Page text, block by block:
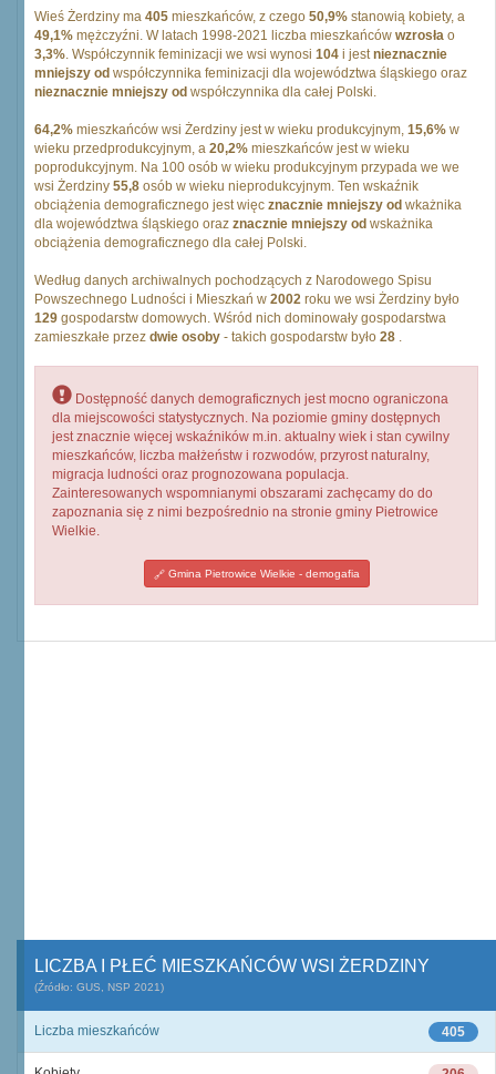
Wieś Żerdziny ma 405 mieszkańców, z czego 50,9% stanowią kobiety, a
49,1% mężczyźni. W latach 1998-2021 liczba mieszkańców wzrosła o
3,3%. Współczynnik feminizacji we wsi wynosi 104 i jestnieznacznie
mniejszy od współczynnika feminizacji dla województwa śląskiego oraz
nieznacznie mniejszy od współczynnika dla całej Polski.
64,2% mieszkańców wsi Żerdziny jest w wieku produkcyjnym, 15,6% w
wieku przedprodukcyjnym, a 20,2% mieszkańców jest w wieku
poprodukcyjnym. Na 100 osób w wieku produkcyjnym przypada we we
wsi Żerdziny 55,8 osób w wieku nieprodukcyjnym. Ten wskaźnik
obciążenia demograficznego jest więc znacznie mniejszy od wkażnika
dla województwa śląskiego oraz znacznie mniejszy od wskażnika
obciążenia demograficznego dla całej Polski.
Według danych archiwalnych pochodzących z Narodowego Spisu
Powszechnego Ludności i Mieszkań w 2002 roku we wsi Żerdziny było
129 gospodarstw domowych. Wśród nich dominowały gospodarstwa
zamieszkałe przez dwie osoby - takich gospodarstw było 28 .
Dostępność danych demograficznych jest mocno ograniczona
dla miejscowości statystycznych. Na poziomie gminy dostępnych
jest znacznie więcej wskaźników m.in. aktualny wiek i stan cywilny
mieszkańców, liczba małżeństw i rozwodów, przyrost naturalny,
migracja ludności oraz prognozowana populacja.
Zainteresowanych wspomnianymi obszarami zachęcamy do do
zapoznania się z nimi bezpośrednio na stronie gminy Pietrowice
Wielkie.
Gmina Pietrowice Wielkie - demogafia
LICZBA I PŁEĆ MIESZKAŃCÓW WSI ŻERDZINY
(Źródło: GUS, NSP 2021)
405
Liczba mieszkańców